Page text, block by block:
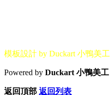
模板設計 by Duckart 小鴨美工
Powered by Duckart 小鴨美工
返回頂部 返回列表